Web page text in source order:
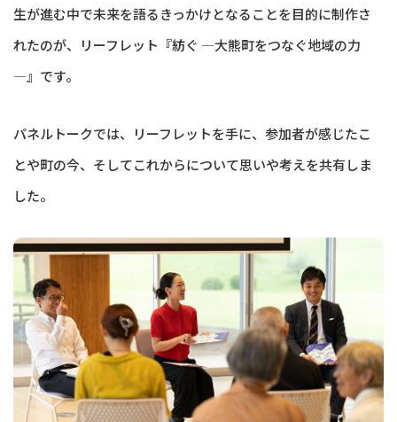
生が進む中で未来を語るきっかけとなることを目的に制作さ
れたのが、リーフレット『紡ぐ —大熊町をつなぐ地域の力
—』です。
パネルトークでは、リーフレットを手に、参加者が感じたこ
とや町の今、そしてこれからについて思いや考えを共有しま
した。